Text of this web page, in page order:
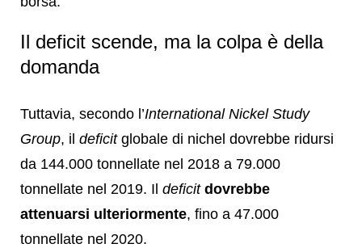
Il deficit scende, ma la colpa è della
domanda
Tuttavia, secondo l’International Nickel Study
Group, il deficitglobale di nichel dovrebbe ridursi
da 144.000 tonnellate nel 2018 a 79.000
tonnellate nel 2019. Il deficit dovrebbe
attenuarsi ulteriormente, fino a 47.000
tonnellate nel 2020.